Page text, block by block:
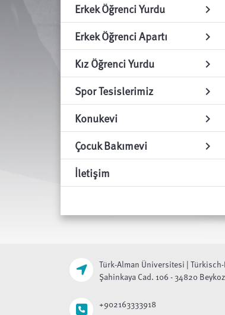
Erkek Öğrenci Yurdu chevron_right
Erkek Öğrenci Apartı chevron_right
Kız Öğrenci Yurdu chevron_right
Spor Tesislerimiz chevron_right
Konukevi chevron_right
Çocuk Bakımevi chevron_right
İletişim
Türk-Alman Üniversitesi |
Şahinkaya Cad. 106 - 34820
+902163333918